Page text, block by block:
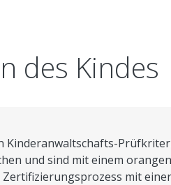
des Kindes
Kinderanwaltschafts-
und sind mit einem
mit